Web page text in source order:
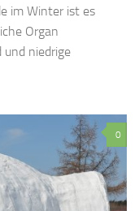
im Winter ist es
Organ
und niedrige
0